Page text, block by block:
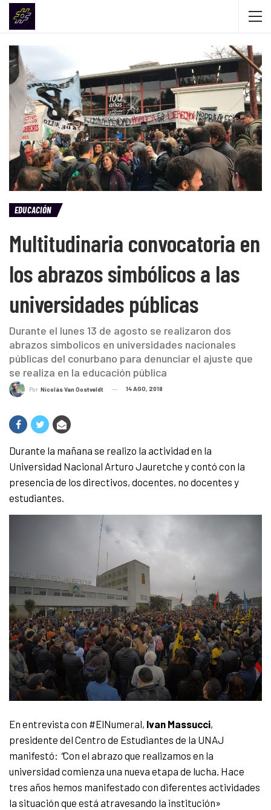
EDUCACIÓN
Multitudinaria convocatoria en
los abrazos simbólicos a las
universidades públicas
Durante el lunes 13 de agosto se realizaron dos
abrazos simbolicos en universidades nacionales
públicas del conurbano para denunciar el ajuste que
se realiza en la educación pública
Por Nicolás Van Oostveldt 14 AGO, 2018
Durante la mañana se realizo la actividad en la
Universidad Nacional Arturo Jauretche y contó con la
presencia de los directivos, docentes, no docentes y
estudiantes.
En entrevista con #ElNumeral, Ivan Massucci,
presidente del Centro de Estudiantes de la UNAJ
manifestó: “Con el abrazo que realizamos en la
universidad comienza una nueva etapa de lucha. Hace
tres años hemos manifestado con diferentes actividades
la situación que está atravesando la institución»